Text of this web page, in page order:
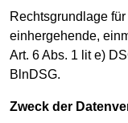
Rechtsgrundlage
einhergehende,
Art. 6 Abs. 1 lit e)
BlnDSG.
Zweck der